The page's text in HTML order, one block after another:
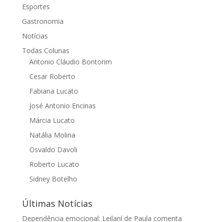
Esportes
Gastronomia
Notícias
Todas Colunas
Antonio Cláudio Bontorim
Cesar Roberto
Fabiana Lucato
José Antonio Encinas
Márcia Lucato
Natália Molina
Osvaldo Davoli
Roberto Lucato
Sidney Botelho
Últimas Notícias
Dependência emocional: Leilaní de Paula comenta